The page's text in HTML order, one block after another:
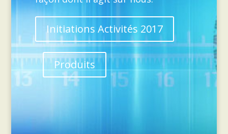
Initiations Activités 2017
Produits